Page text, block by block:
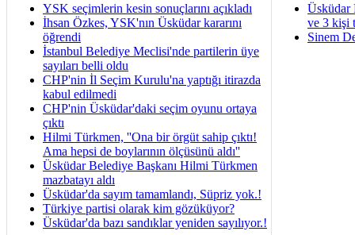
YSK seçimlerin kesin sonuçlarını açıkladı
İhsan Özkes, YSK'nın Üsküdar kararını
öğrendi
İstanbul Belediye Meclisi'nde partilerin üye
sayıları belli oldu
CHP'nin İl Seçim Kurulu'na yaptığı itirazda
kabul edilmedi
CHP'nin Üsküdar'daki seçim oyunu ortaya
çıktı
Hilmi Türkmen, ''Ona bir örgüt sahip çıktı!
Ama hepsi de boylarının ölçüsünü aldı''
Üsküdar Belediye Başkanı Hilmi Türkmen
mazbatayı aldı
Üsküdar'da sayım tamamlandı, Süpriz yok.!
Türkiye partisi olarak kim gözüküyor?
Üsküdar'da bazı sandıklar yeniden sayılıyor.!
Üsküdar
ve 3 kişi
Sinem